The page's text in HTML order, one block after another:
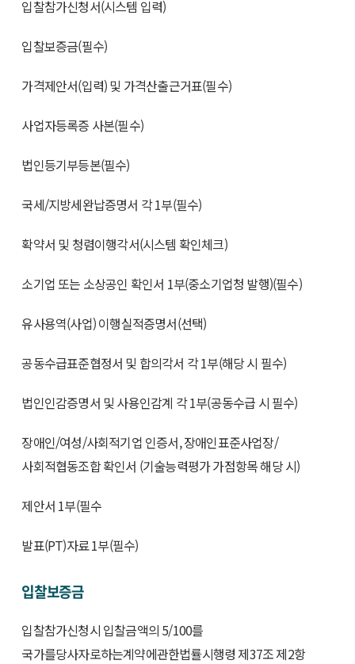
입찰참가신청서(시스템 입력)
입찰보증금(필수)
가격제안서(입력) 및 가격산출근거표(필수)
사업자등록증 사본(필수)
법인등기부등본(필수)
국세/지방세완납증명서 각 1부(필수)
확약서 및 청렴이행각서(시스템 확인체크)
소기업 또는 소상공인 확인서 1부(중소기업청 발행)(필수)
유사용역(사업) 이행실적증명서(선택)
공동수급표준협정서 및 합의각서 각 1부(해당 시 필수)
법인인감증명서 및 사용인감계 각 1부(공동수급 시 필수)
장애인/여성/사회적기업 인증서, 장애인표준사업장/
사회적협동조합 확인서 (기술능력평가 가점항목 해당 시)
제안서 1부(필수
발표(PT)자료 1부(필수)
입찰보증금
입찰참가신청시 입찰금액의 5/100를
국가를당사자로하는계약에관한법률시행령 제37조 제2항